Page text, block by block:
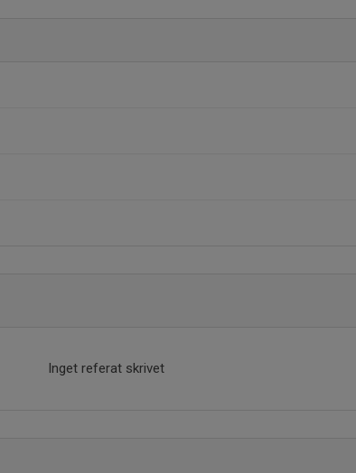
Inget referat skrivet